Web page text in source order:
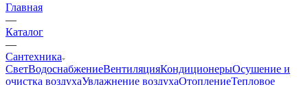
Главная
—
Каталог
—
Сантехника
СветВодоснабжениеВентиляцияКондиционерыОсушение и
очистка воздухаУвлажнение воздухаОтоплениеТепловое